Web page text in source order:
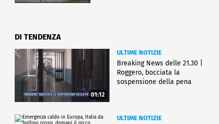
DI TENDENZA
01:12
ULTIME NOTIZIE
Breaking News delle 21.30 |
Roggero, bocciata la
sospensione della pena
ULTIME NOTIZIE